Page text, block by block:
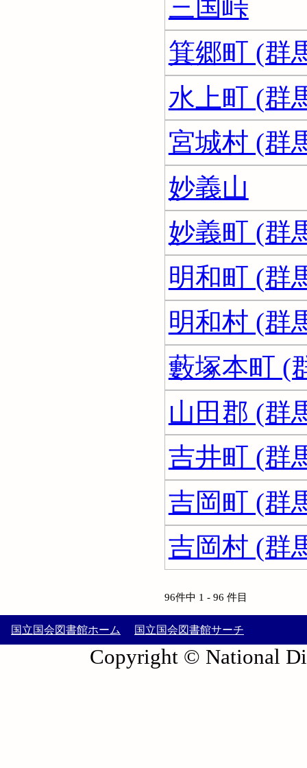
三国峠
箕郷町 (群
水上町 (群
宮城村 (群
妙義山
妙義町 (群
明和町 (群
明和村 (群
藪塚本町 (
山田郡 (群
吉井町 (群
吉岡町 (群
吉岡村 (群
96件中 1 - 96 件目
国立国会図書館ホーム 国立国会図書館サーチ
Copyright © National